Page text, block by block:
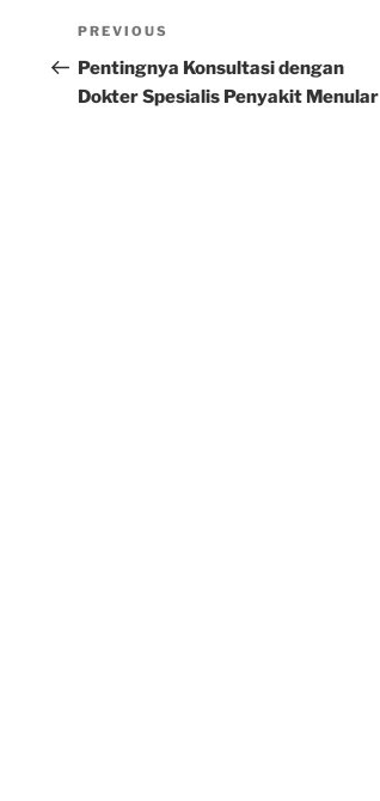
Post
navigation
Previous
Post
PREVIOUS
Pentingnya Konsultasi dengan
Dokter Spesialis Penyakit Menular